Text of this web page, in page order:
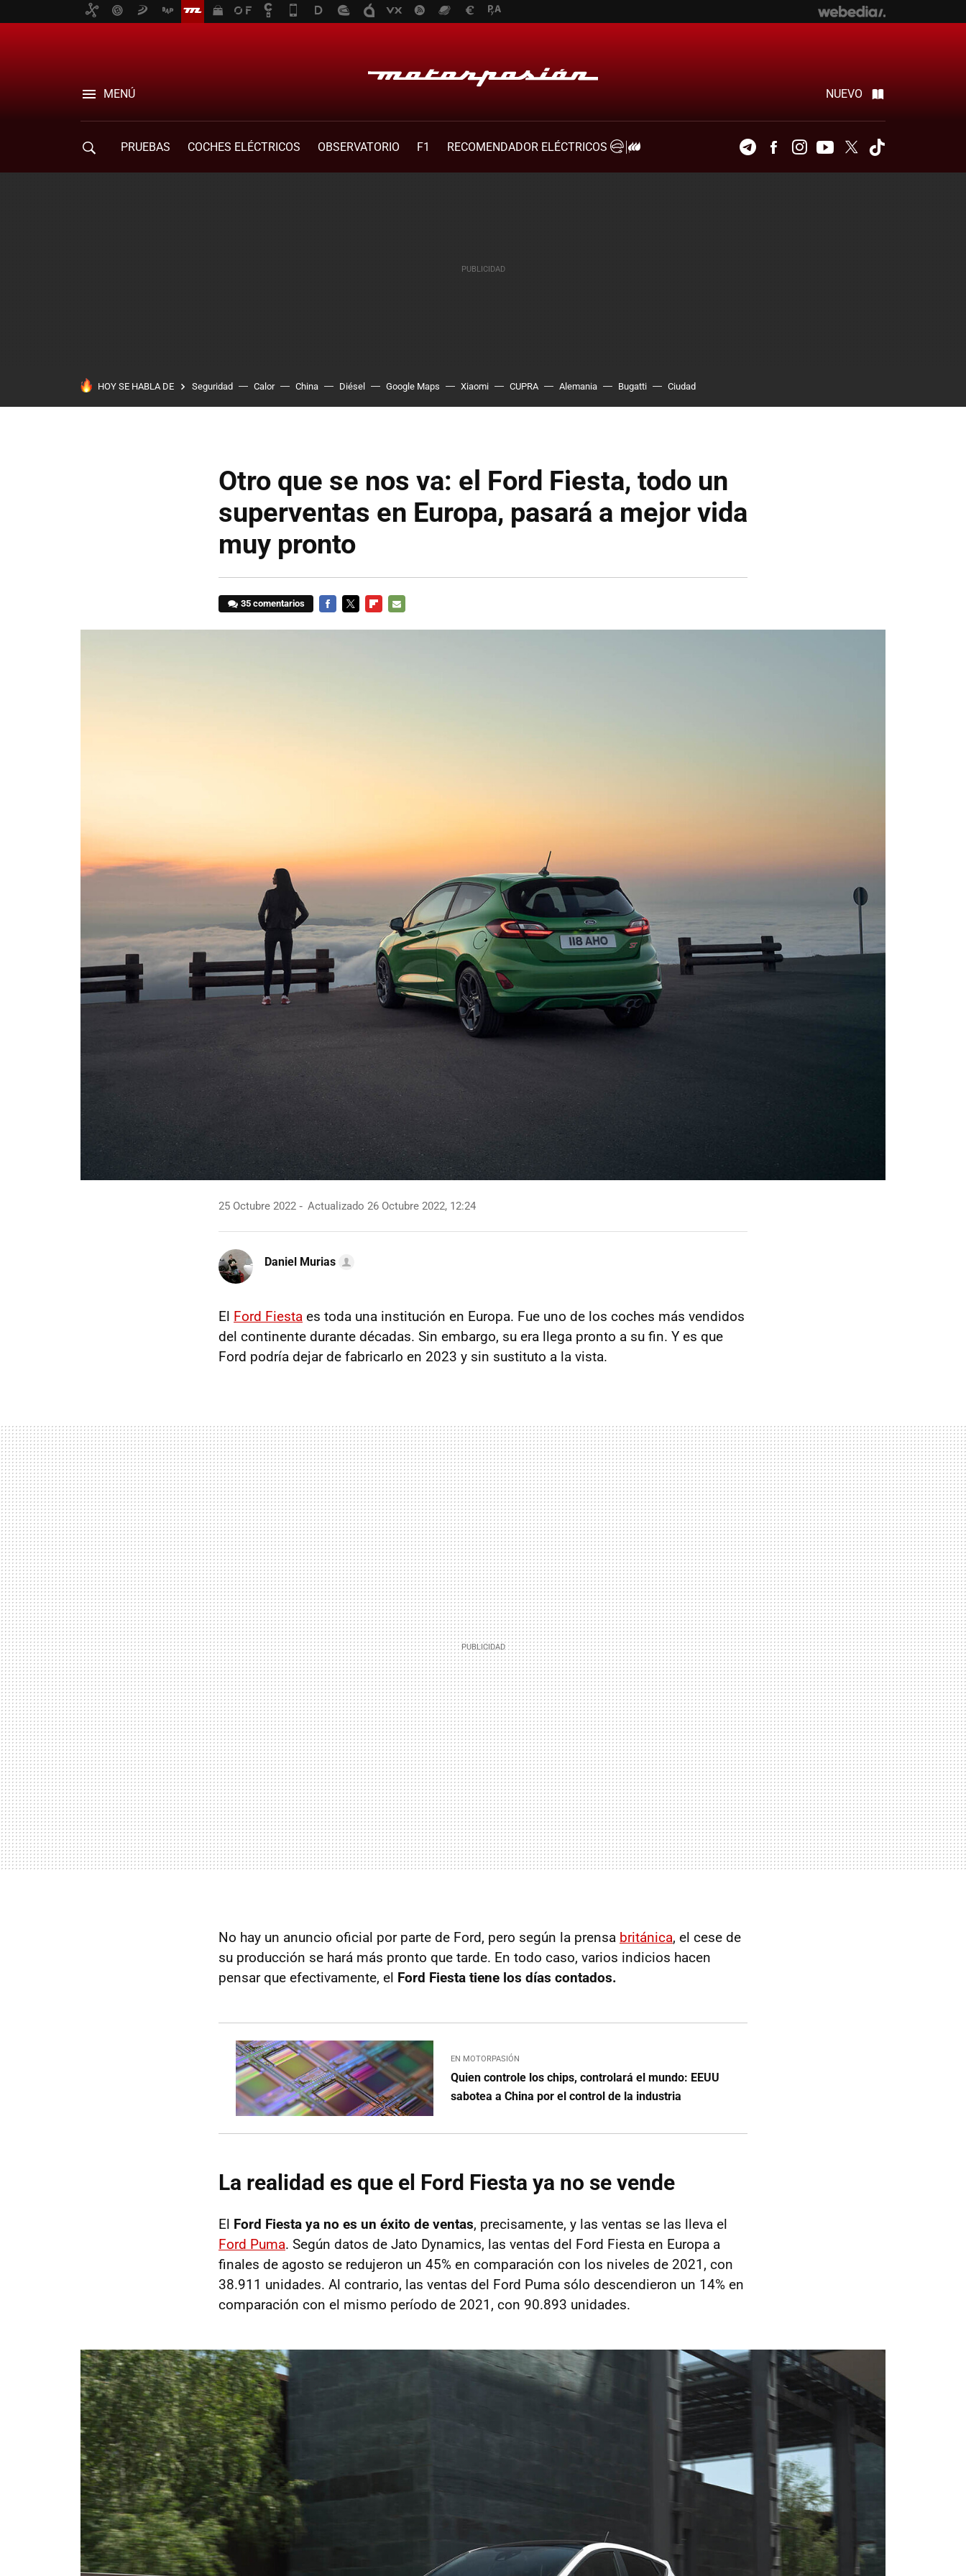
MENÚ NUEVO
PRUEBAS COCHES ELÉCTRICOS OBSERVATORIO F1
RECOMENDADOR ELÉCTRICOS
TelegramFacebookInstagramYoutubeTwitter
HOY SE HABLA DE Seguridad Calor China Diésel Google Maps Xiaomi CUPRA Alemania Bugatti Ciudad
Otro que se nos va: el Ford Fiesta, todo un
superventas en Europa, pasará a mejor vida
muy pronto
35 comentarios
25 Octubre 2022 Actualizado 26 Octubre 2022, 12:24
Daniel Murias
El Ford Fiesta es toda una institución en Europa. Fue uno de los coches más vendidos
del continente durante décadas. Sin embargo, su era llega pronto a su fin. Y es que
Ford podría dejar de fabricarlo en 2023 y sin sustituto a la vista.
No hay un anuncio oficial por parte de Ford, pero según la prensa británica, el cese de
su producción se hará más pronto que tarde. En todo caso, varios indicios hacen
pensar que efectivamente, el Ford Fiesta tiene los días contados.
EN MOTORPASIÓN
Quien controle los chips, controlará el mundo: EEUU
sabotea a China por el control de la industria
La realidad es que el Ford Fiesta ya no se vende
El Ford Fiesta ya no es un éxito de ventas, precisamente, y las ventas se las lleva el
Ford Puma. Según datos de Jato Dynamics, las ventas del Ford Fiesta en Europa a
finales de agosto se redujeron un 45% en comparación con los niveles de 2021, con
38.911 unidades. Al contrario, las ventas del Ford Puma sólo descendieron un 14% en
comparación con el mismo período de 2021, con 90.893 unidades.